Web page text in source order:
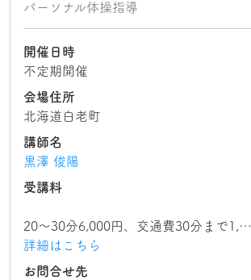
パーソナル体操指導
開催日時
不定期開催
会場住所
北海道白老町
講師名
黒澤 俊陽
受講料
20〜30分6,000円、交通費30分まで1,…
詳細はこちら
お問合せ先